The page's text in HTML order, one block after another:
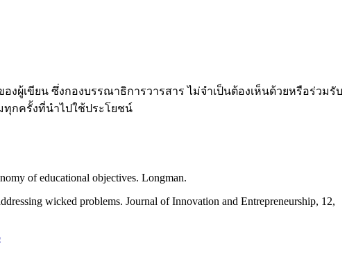
ผู้เขียน ซึ่งกองบรรณาธิการวารสาร ไม่จำเป็นต้องเห็นด้วยหรือร่วมรับ
กครั้งที่นำไปใช้ประโยชน์
of educational objectives. Longman.
wicked problems. Journal of Innovation and Entrepreneurship, 12,